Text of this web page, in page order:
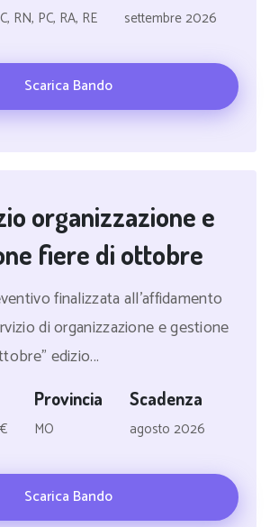
RN, PC, RA, RE settembre 2026
Scarica Bando
organizzazione e
fiere di ottobre
finalizzata all'affidamento
di organizzazione e gestione
edizio...
Provincia
MO
Scadenza
agosto 2026
Scarica Bando